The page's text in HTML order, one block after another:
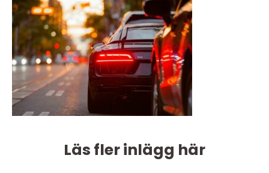
Läs fler inlägg här